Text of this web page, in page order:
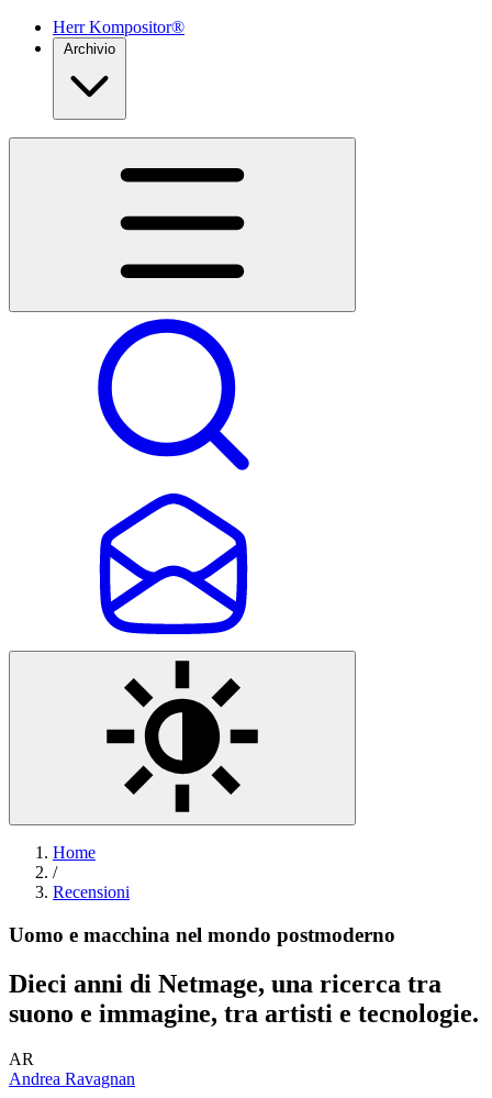
Herr Kompositor®
Archivio
Home
/
Recensioni
Uomo e macchina nel mondo postmoderno
Dieci anni di Netmage, una ricerca tra
suono e immagine, tra artisti e tecnologie.
AR
Andrea Ravagnan